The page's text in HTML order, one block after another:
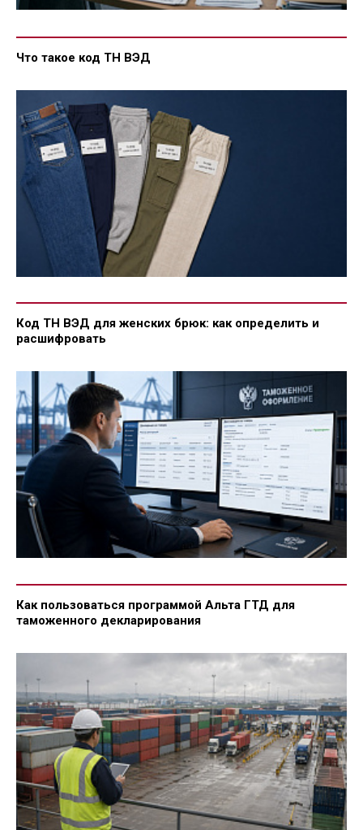
Что такое код ТН ВЭД
Код ТН ВЭД для женских брюк: как определить и
расшифровать
Как пользоваться программой Альта ГТД для
таможенного декларирования